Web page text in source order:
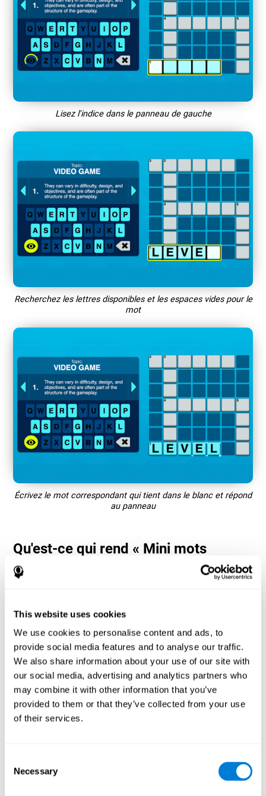
This website uses cookies
We use cookies to personalise content and ads, to
provide social media features and to analyse our traffic.
We also share information about your use of our site with
our social media, advertising and analytics partners who
may combine it with other information that you’ve
provided to them or that they’ve collected from your use
of their services.
Selection
Necessary
Lisez l'indice dans le panneau de gauche
Recherchez les lettres disponibles et les espaces vides pour le
mot
Écrivez le mot correspondant qui tient dans le blanc et répond
au panneau
Qu'est-ce qui rend « Mini mots
croisés » si populaire ? - Histoire
cognitives pour optimiser leurs performances. Cela les aide à se
fixer des objectifs de plus en plus complexes qui nécessiteront
une plus grande dextérité des capacités cognitives impliquées,
contribuant à les stimuler.
Comment le jeu d'esprit « Mini mots
croisés » améliore-t-il mes capacités
cognitives ?
Jouer à « Mini mots croisés » stimule un modèle d'activation
neuronale spécifique. La répétition et l'entraînement constants de
« Mini mots croisés » aide à exercer la dénomination, la
perception spatiale et la mémoire de travail. La stimulation